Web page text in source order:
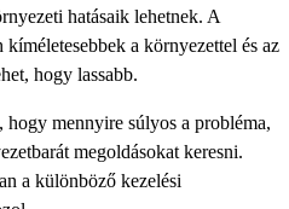
hatásaik lehetnek. A
kíméletesebbek a környezettel és az
hogy lassabb.
mennyire súlyos a probléma,
megoldásokat keresni.
a különböző kezelési